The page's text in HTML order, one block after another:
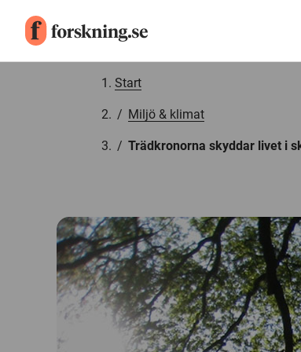
Start
/ Miljö & klimat
/ Trädkronorna skyddar livet i